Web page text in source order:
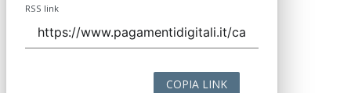
RSS link
COPIA LINK